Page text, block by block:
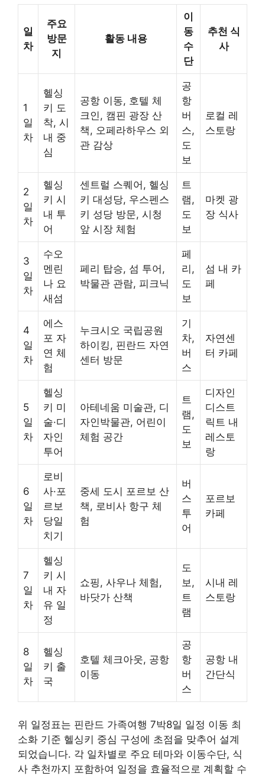
일
차
주요
방문
지
활동 내용
이
동
수
단
추천 식
사
1
일
차
헬싱
키 도
착, 시
내 중
심
공항 이동, 호텔 체
크인, 캠핀 광장 산
책, 오페라하우스 외
관 감상
공
항
버
스,
도
보
로컬 레
스토랑
2
일
차
헬싱
키 시
내 투
어
센트럴 스퀘어, 헬싱
키 대성당, 우스펜스
키 성당 방문, 시청
앞 시장 체험
트
램,
도
보
마켓 광
장 식사
3
일
차
수오
멘린
나 요
새섬
페리 탑승, 섬 투어,
박물관 관람, 피크닉
페
리,
도
보
섬 내 카
페
4
일
차
에스
포 자
연 체
험
누크시오 국립공원
하이킹, 핀란드 자연
센터 방문
기
차,
버
스
자연센
터 카페
5
일
차
헬싱
키 미
술·디
자인
투어
아테네움 미술관, 디
자인박물관, 어린이
체험 공간
트
램,
도
보
디자인
디스트
릭트 내
레스토
랑
6
일
차
로비
사·포
르보
당일
치기
중세 도시 포르보 산
책, 로비사 항구 체
험
버
스
투
어
포르보
카페
7
일
차
헬싱
키 시
내 자
유 일
정
쇼핑, 사우나 체험,
바닷가 산책
도
보,
트
램
시내 레
스토랑
8
일
차
헬싱
키 출
국
호텔 체크아웃, 공항
이동
공
항
버
스
공항 내
간단식
위 일정표는 핀란드 가족여행 7박8일 일정 이동 최
소화 기준 헬싱키 중심 구성에 초점을 맞추어 설계
되었습니다. 각 일차별로 주요 테마와 이동수단, 식
사 추천까지 포함하여 일정을 효율적으로 계획할 수